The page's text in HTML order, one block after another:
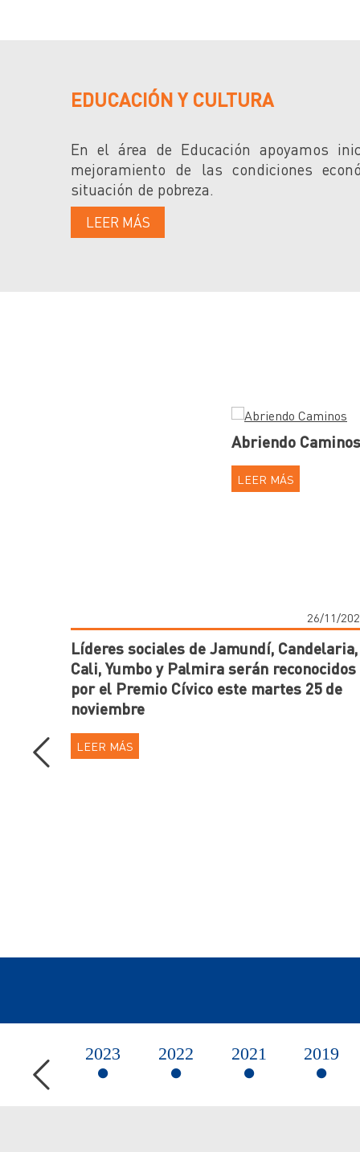
EDUCACIÓN Y CULTURA
En el área de Educación apoyamos
mejoramiento de las condiciones
situación de pobreza.
LEER MÁS
Abriendo Caminos
LEER MÁS
26/11/
Líderes sociales de Jamundí, Candelaria,
Cali, Yumbo y Palmira serán reconocidos
por el Premio Cívico este martes 25 de
noviembre
LEER MÁS
2023 2022 2021 2019